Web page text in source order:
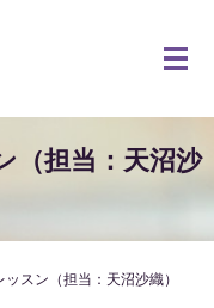
メ
（担当：天沼沙
スン（担当：天沼沙織）